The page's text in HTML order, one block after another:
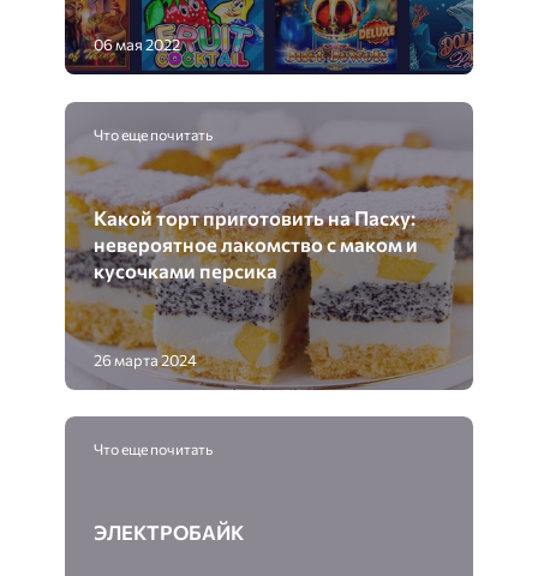
06 мая 2022
Что еще почитать
Какой торт приготовить на Пасху:
невероятное лакомство с маком и
кусочками персика
26 марта 2024
Что еще почитать
ЭЛЕКТРОБАЙК